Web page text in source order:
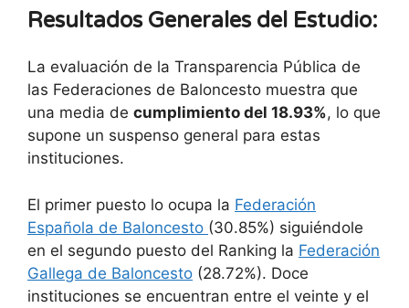
Resultados Generales del Estudio:
La evaluación de la Transparencia Pública de
las Federaciones de Baloncesto muestra que
una media de cumplimiento del 18.93%, lo que
supone un suspenso general para estas
instituciones.
El primer puesto lo ocupa la Federación
Española de Baloncesto (30.85%) siguiéndole
en el segundo puesto del Ranking la Federación
Gallega de Baloncesto (28.72%). Doce
instituciones se encuentran entre el veinte y el